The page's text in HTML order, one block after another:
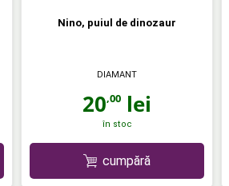
Nino, puiul de dinozaur
DIAMANT
20,00 lei
în stoc
cumpără